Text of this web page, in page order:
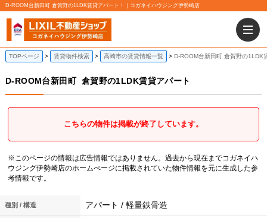
D-ROOM台新田町 倉賀野の1LDK賃貸アパート！｜コガネイハウジング伊勢崎店
TOPページ 賃貸物件検索 高崎市の賃貸情報一覧 D-ROOM台新田町 倉賀野の1LDK
D-ROOM台新田町 倉賀野の1LDK賃貸アパート
こちらの物件は掲載が終了しています。
※このページの情報は広告情報ではありません。過去から現在までコガネイハ
ウジング伊勢崎店のホームぺージに掲載されていた物件情報を元に生成した参
考情報です。
種別 / 構造 アパート / 軽量鉄骨造